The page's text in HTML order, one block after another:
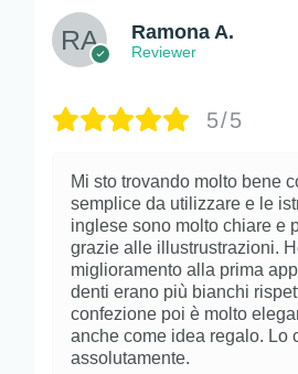
Ramona A.
Reviewer
5/5
Mi sto trovando molto bene
semplice da utilizzare e le
inglese sono molto chiare e
grazie alle illustrustrazioni.
miglioramento alla prima
denti erano più bianchi
confezione poi è molto
anche come idea regalo. Lo
assolutamente.